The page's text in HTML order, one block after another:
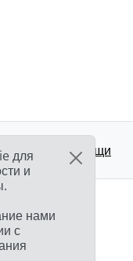
Центр помощи
для
и
нами
с